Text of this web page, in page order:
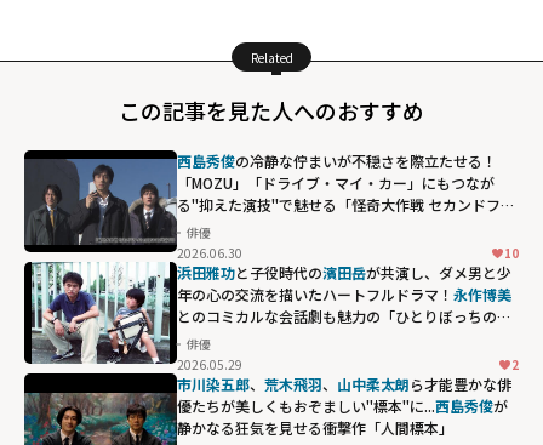
Related
この記事を見た人へのおすすめ
西島秀俊の冷静な佇まいが不穏さを際立たせる！
「MOZU」「ドライブ・マイ・カー」にもつなが
る"抑えた演技"で魅せる「怪奇大作戦 セカンドファ
イル」
俳優
2026.06.30
10
浜田雅功と子役時代の濱田岳が共演し、ダメ男と少
年の心の交流を描いたハートフルドラマ！ 永作博美
とのコミカルな会話劇も魅力の「ひとりぼっちの君
に」
俳優
2026.05.29
2
市川染五郎、 荒木飛羽、 山中柔太朗ら才能豊かな俳
優たちが美しくもおぞましい"標本"に...西島秀俊が
静かなる狂気を見せる衝撃作「人間標本」